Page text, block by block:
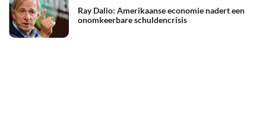
Ray Dalio: Amerikaanse economie nadert een
onomkeerbare schuldencrisis